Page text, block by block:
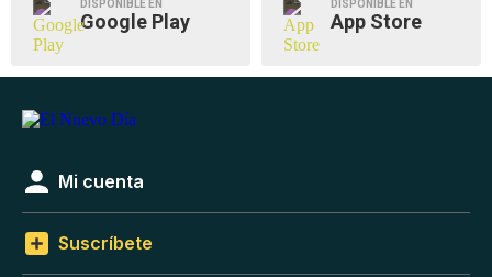
DISPONIBLE EN
Google Play
DISPONIBLE EN
App Store
Mi cuenta
Suscríbete